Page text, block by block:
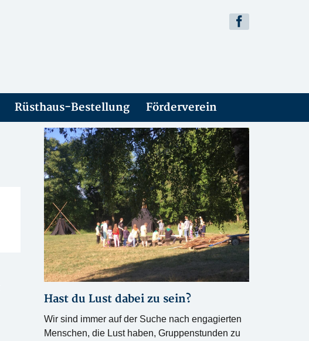
Rüsthaus-Bestellung Förderverein
Hast du Lust dabei zu sein?
Wir sind immer auf der Suche nach engagierten
Menschen, die Lust haben, Gruppenstunden zu